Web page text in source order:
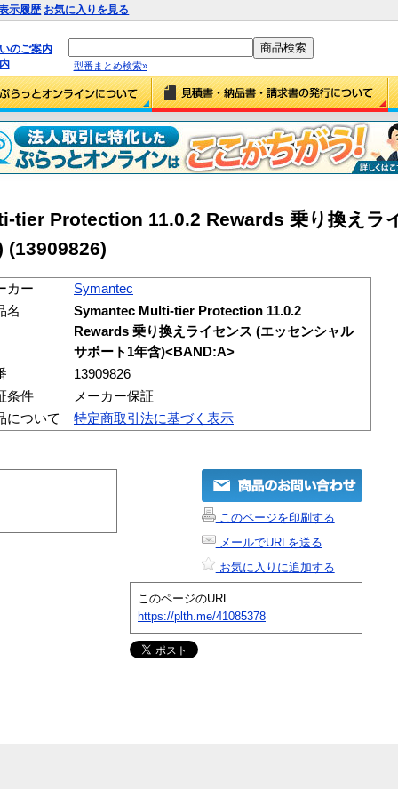
示履歴 お気に入りを見る
のご案内
型番まとめ検索»
tier Protection 11.0.2 Rewards 乗り換えラ
(13909826)
カー
Symantec
名
Symantec Multi-tier Protection 11.0.2
Rewards 乗り換えライセンス (エッセンシャル
サポート1年含)<BAND:A>
13909826
条件
メーカー保証
について
特定商取引法に基づく表示
このページを印刷する
メールでURLを送る
お気に入りに追加する
このページのURL
https://plth.me/41085378